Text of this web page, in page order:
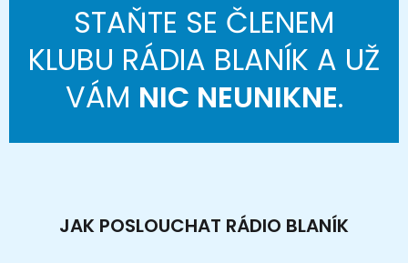
STAŇTE SE ČLENEM
KLUBU RÁDIA BLANÍK A UŽ
VÁM NIC NEUNIKNE.
JAK POSLOUCHAT RÁDIO BLANÍK